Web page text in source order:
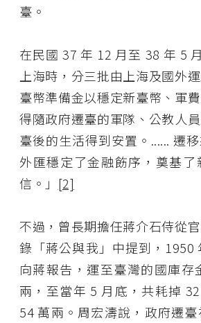
臺。
在民國 37 年 12 月至 38 年 5
上海時，分三批由上海及國外
臺幣準備金以穩定新臺幣、軍
得隨政府遷臺的軍隊、公教人
臺後的生活得到安置。...... 遷
外匯穩定了金融飭序，奠基
信。」 [2]
不過，曾長期擔任蔣介石侍從
錄「蔣公與我」中提到，1950
向蔣報告，運至臺灣的國庫存
兩，至當年 5 月底，共耗掉
54 萬兩。周宏濤說，政府遷